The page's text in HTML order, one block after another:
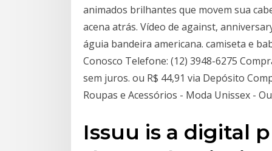
animados brilhantes que movem sua
acena atrás. Vídeo de against,
águia bandeira americana. camiseta e
Conosco Telefone: (12) 3948-6275
sem juros. ou R$ 44,91 via Depósito
Roupas e Acessórios - Moda Unissex -
Issuu is a digital